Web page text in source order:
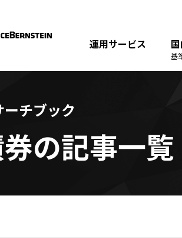
運用サービス
基
ーチブック
の記事一覧